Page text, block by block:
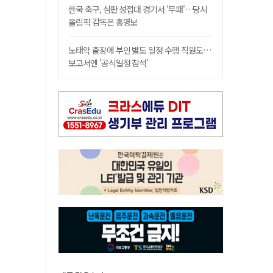
한국 축구, 심판 성접대 경기서 '무패'…당시
올림픽 감독은 홍명보
노태악 출장에 부인 별도 일정 수행 직원도…
보고서엔 '공식일정 참석'